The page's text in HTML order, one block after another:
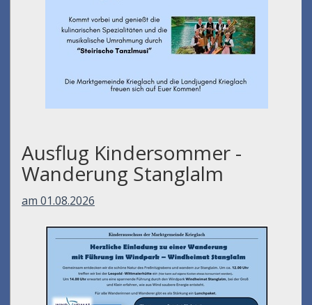
Ausflug Kindersommer -
Wanderung Stanglalm
am 01.08.2026